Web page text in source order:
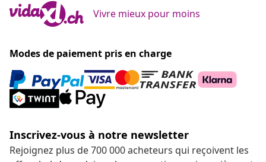
Vivre mieux pour moins
Modes de paiement pris en charge
Inscrivez-vous à notre newsletter
Rejoignez plus de 700 000 acheteurs qui reçoivent les